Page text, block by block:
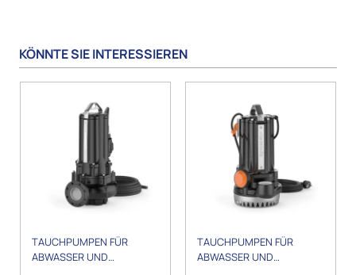
KÖNNTE SIE INTERESSIEREN
TAUCHPUMPEN FÜR
ABWASSER UND
TAUCHPUMPEN FÜR
ABWASSER UND